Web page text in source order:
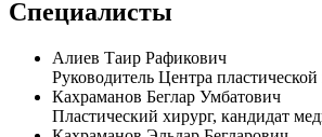
Специалисты
Алиев Таир Рафикович
Руководитель Центра
Кахраманов Беглар Умбатович
Пластический хирург, кандидат